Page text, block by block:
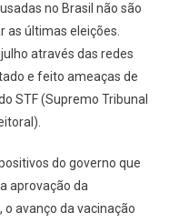
no Brasil não são
as últimas eleições.
através das redes
e feito ameaças de
STF (Supremo Tribunal
do governo que
aprovação da
avanço da vacinação